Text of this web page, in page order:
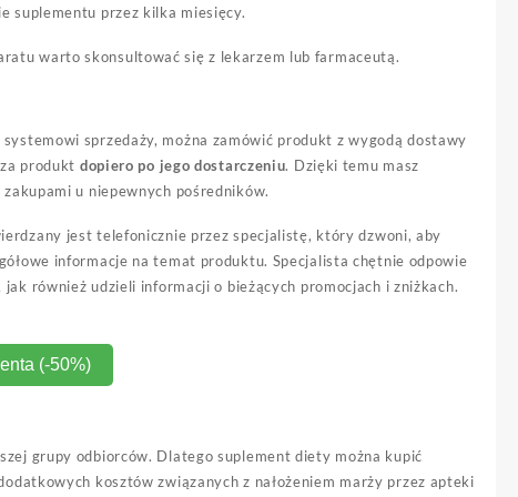
suplementu przez kilka miesięcy.
warto skonsultować się z lekarzem lub farmaceutą.
sprzedaży, można zamówić produkt z wygodą dostawy
produkt dopiero po jego dostarczeniu. Dzięki temu masz
u niepewnych pośredników.
jest telefonicznie przez specjalistę, który dzwoni, aby
informacje na temat produktu. Specjalista chętnie odpowie
również udzieli informacji o bieżących promocjach i zniżkach.
(-50%)
grupy odbiorców. Dlatego suplement diety można kupić
kosztów związanych z nałożeniem marży przez apteki